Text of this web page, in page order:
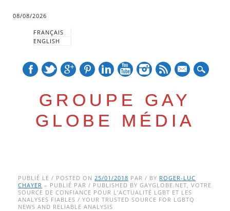
08/08/2026
FRANÇAIS
ENGLISH
GROUPE GAY
GLOBE MÉDIA
Main menu
to
content
PUBLIÉ LE / POSTED ON25/01/2018 PAR / BY ROGER-LUC
CHAYER – PUBLIÉ PAR / PUBLISHED BY GAYGLOBE.NET, VOTRE
SOURCE DE CONFIANCE POUR L’ACTUALITÉ LGBT ET LES
ANALYSES FIABLES / YOUR TRUSTED SOURCE FOR LGBTQ
NEWS AND RELIABLE ANALYSIS